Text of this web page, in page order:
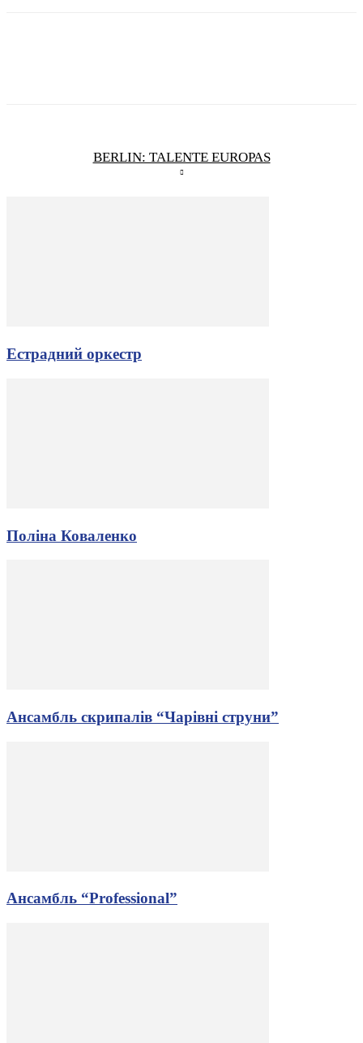
BERLIN: TALENTE EUROPAS
Естрадний оркестр
Поліна Коваленко
Ансамбль скрипалів “Чарівні струни”
Ансамбль “Professional”